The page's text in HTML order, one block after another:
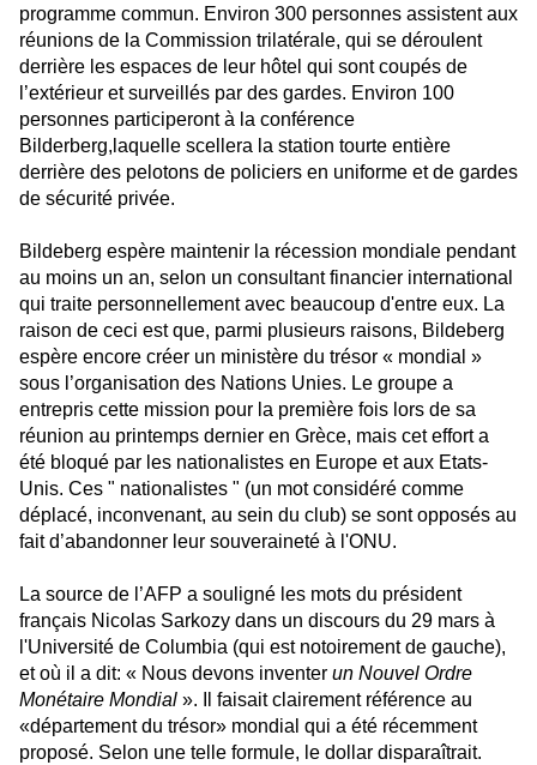
programme commun. Environ 300 personnes assistent aux
réunions de la Commission trilatérale, qui se déroulent
derrière les espaces de leur hôtel qui sont coupés de
l’extérieur et surveillés par des gardes. Environ 100
personnes participeront à la conférence
Bilderberg,laquelle scellera la station tourte entière
derrière des pelotons de policiers en uniforme et de gardes
de sécurité privée.
Bildeberg espère maintenir la récession mondiale pendant
au moins un an, selon un consultant financier international
qui traite personnellement avec beaucoup d'entre eux. La
raison de ceci est que, parmi plusieurs raisons, Bildeberg
espère encore créer un ministère du trésor « mondial »
sous l’organisation des Nations Unies. Le groupe a
entrepris cette mission pour la première fois lors de sa
réunion au printemps dernier en Grèce, mais cet effort a
été bloqué par les nationalistes en Europe et aux Etats-
Unis. Ces " nationalistes " (un mot considéré comme
déplacé, inconvenant, au sein du club) se sont opposés au
fait d’abandonner leur souveraineté à l'ONU.
La source de l’AFP a souligné les mots du président
français Nicolas Sarkozy dans un discours du 29 mars à
l'Université de Columbia (qui est notoirement de gauche),
et où il a dit: « Nous devons inventer un Nouvel Ordre
Monétaire Mondial ». Il faisait clairement référence au
«département du trésor» mondial qui a été récemment
proposé. Selon une telle formule, le dollar disparaîtrait.